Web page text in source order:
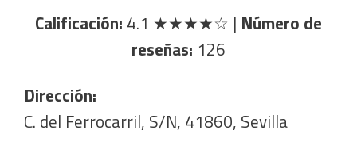
Calificación: 4.1 ★★★★☆ | Número de
reseñas: 126
Dirección:
C. del Ferrocarril, S/N, 41860, Sevilla